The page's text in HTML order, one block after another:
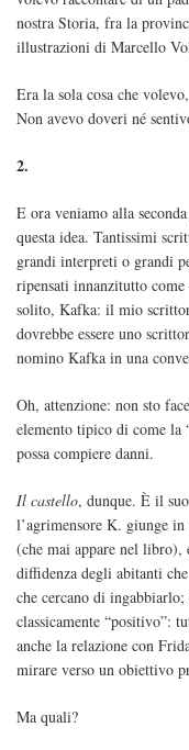
nostra Storia, fra la
illustrazioni di Marcello
Era la sola cosa che
Non avevo doveri né
2.
E ora veniamo alla
questa idea. Tantissimi
grandi interpreti o grandi
ripensati innanzitutto
solito, Kafka: il mio
dovrebbe essere uno
nomino Kafka in una
Oh, attenzione: non sto
elemento tipico di come la
possa compiere danni.
Il castello, dunque. È il
l’agrimensore K. giunge
(che mai appare nel libro),
diffidenza degli abitanti
che cercano di
classicamente “positivo”:
anche la relazione con
mirare verso un obiettivo
Ma quali?